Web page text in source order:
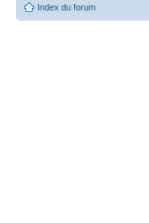
Index du forum